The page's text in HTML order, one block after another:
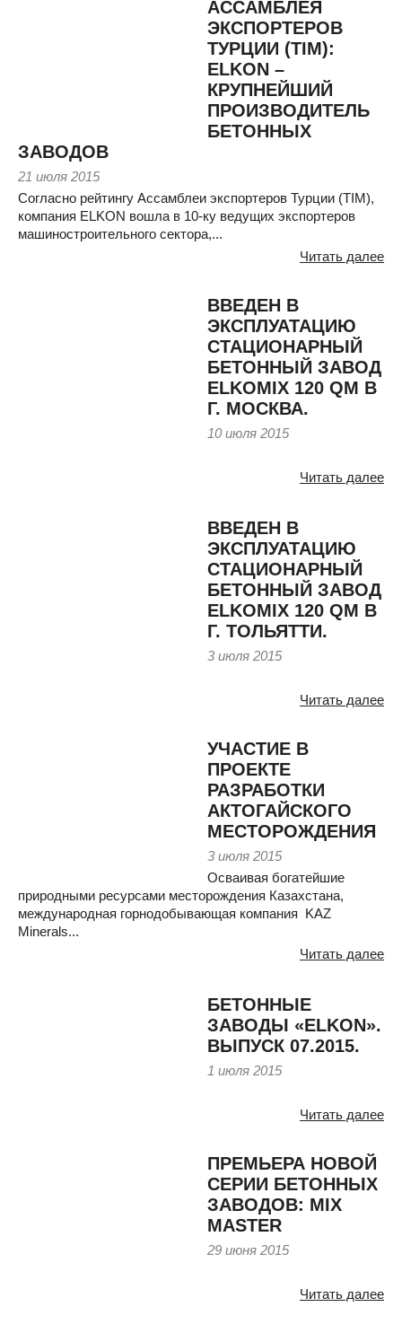
АССАМБЛЕЯ
ЭКСПОРТЕРОВ
ТУРЦИИ (TIM):
ELKON –
КРУПНЕЙШИЙ
ПРОИЗВОДИТЕЛЬ
БЕТОННЫХ
ЗАВОДОВ
21 июля 2015
Согласно рейтингу Ассамблеи экспортеров Турции (TIM),
компания ELKON вошла в 10-ку ведущих экспортеров
машиностроительного сектора,...
Читать далее
ВВЕДЕН В
ЭКСПЛУАТАЦИЮ
СТАЦИОНАРНЫЙ
БЕТОННЫЙ ЗАВОД
ELKOMIX 120 QM В
Г. МОСКВА.
10 июля 2015
Читать далее
ВВЕДЕН В
ЭКСПЛУАТАЦИЮ
СТАЦИОНАРНЫЙ
БЕТОННЫЙ ЗАВОД
ELKOMIX 120 QM В
Г. ТОЛЬЯТТИ.
3 июля 2015
Читать далее
УЧАСТИЕ В
ПРОЕКТЕ
РАЗРАБОТКИ
АКТОГАЙСКОГО
МЕСТОРОЖДЕНИЯ
3 июля 2015
Осваивая богатейшие
природными ресурсами месторождения Казахстана,
международная горнодобывающая компания KAZ
Minerals...
Читать далее
БЕТОННЫЕ
ЗАВОДЫ «ELKON».
ВЫПУСК 07.2015.
1 июля 2015
Читать далее
ПРЕМЬЕРА НОВОЙ
СЕРИИ БЕТОННЫХ
ЗАВОДОВ: MIX
MASTER
29 июня 2015
Читать далее